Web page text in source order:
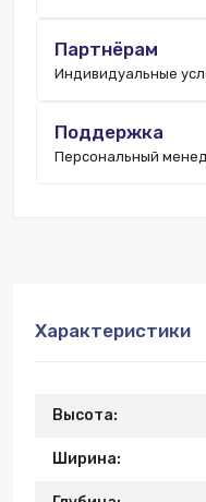
Партнёрам
Индивидуальные
Поддержка
Персональный
Характеристики
Высота:
Ширина: